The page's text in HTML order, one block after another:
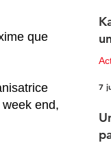
que
end,
7